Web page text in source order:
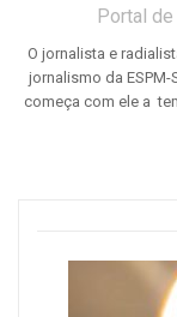
Portal
O jornalista e
jornalismo da
começa com ele a